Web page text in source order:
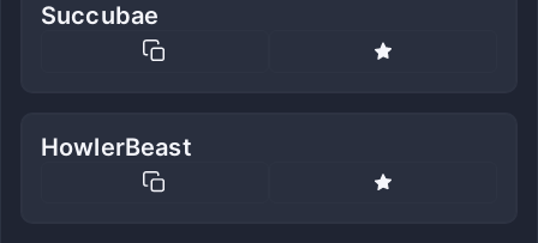
Succubae
HowlerBeast